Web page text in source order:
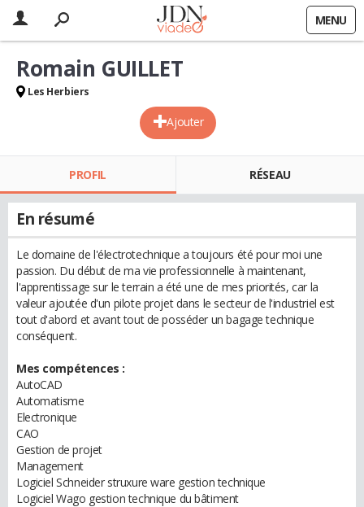
MENU
Ajouter
Romain GUILLET
Les Herbiers
PROFIL RÉSEAU
En résumé
Le domaine de l'électrotechnique a toujours été pour moi une
passion. Du début de ma vie professionnelle à maintenant,
l'apprentissage sur le terrain a été une de mes priorités, car la
valeur ajoutée d'un pilote projet dans le secteur de l'industriel est
tout d'abord et avant tout de posséder un bagage technique
conséquent.
Mes compétences :
AutoCAD
Automatisme
Electronique
CAO
Gestion de projet
Management
Logiciel Schneider struxure ware gestion technique
Logiciel Wago gestion technique du bâtiment